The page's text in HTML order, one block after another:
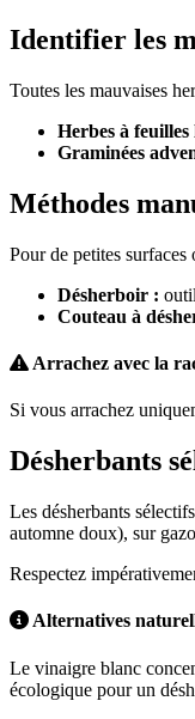
Identifier les
Toutes les mauvaises
Herbes à
Graminées
Méthodes
Pour de petites
Désherboir :
Couteau à
Arrachez avec la
Si vous arrachez
Désherbants
Les désherbants
automne doux), sur
Respectez
Alternatives
Le vinaigre blanc
écologique pour un